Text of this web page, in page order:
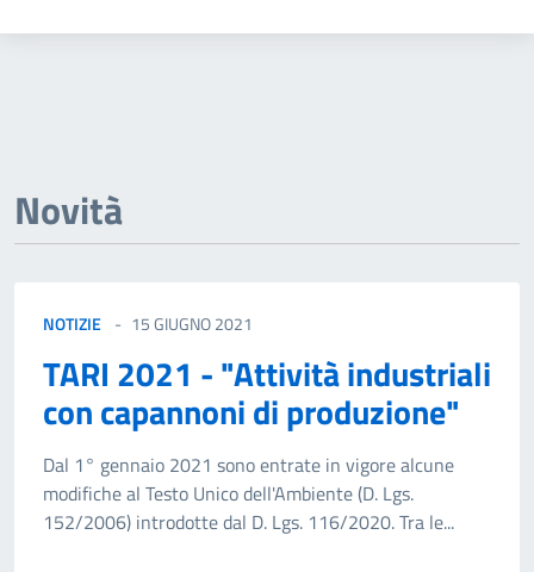
Novità
NOTIZIE 15 GIUGNO 2021
TARI 2021 - "Attività industriali
con capannoni di produzione"
Dal 1° gennaio 2021 sono entrate in vigore alcune
modifiche al Testo Unico dell'Ambiente (D. Lgs.
152/2006) introdotte dal D. Lgs. 116/2020. Tra le...